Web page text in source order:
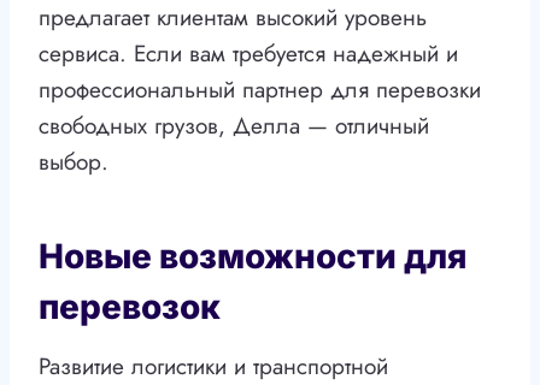
предлагает клиентам высокий уровень
сервиса. Если вам требуется надежный и
профессиональный партнер для перевозки
свободных грузов, Делла — отличный
выбор.
Новые возможности для
перевозок
Развитие логистики и транспортной